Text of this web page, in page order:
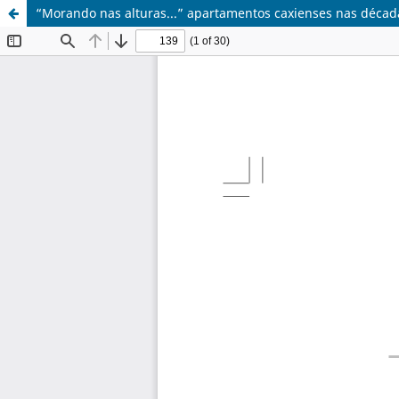
“Morando nas alturas...” apartamentos caxienses nas